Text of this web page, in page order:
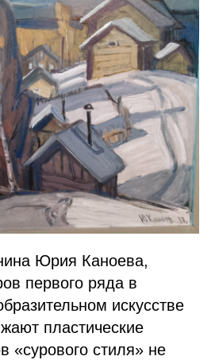
Юрия Каноева,
первого ряда в
искусстве
пластические
«сурового стиля» не